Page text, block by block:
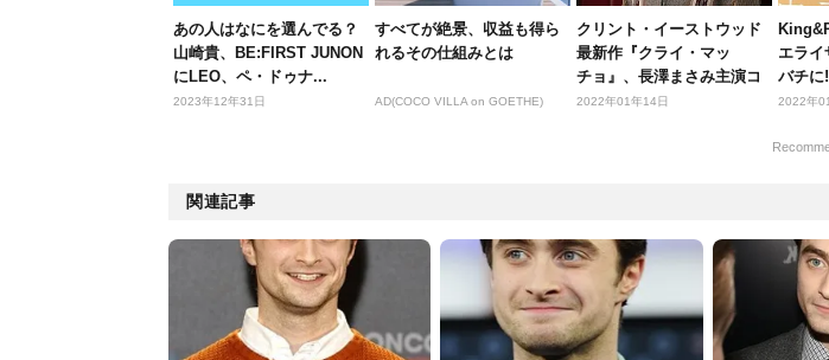
あの人はなにを選んでる？
山崎貴、BE:FIRST JUNON
にLEO、ペ・ドゥナ...
2023年12年31日
すべてが絶景、収益も得ら
れるその仕組みとは
AD(COCO VILLA on GOETHE)
クリント・イーストウッド
最新作『クライ・マッ
チョ』、長澤まさみ主演コ
メディ『コン...
2022年01年14日
エライ
バチに
2022年
関連記事